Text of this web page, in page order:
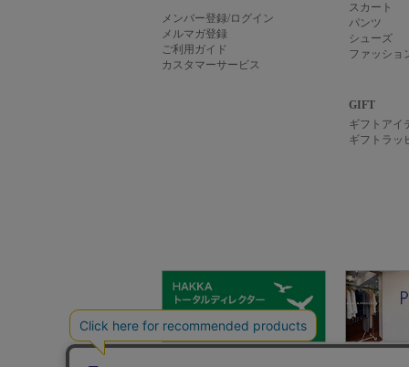
メンバー登録/ログイン
メルマガ登録
ご利用ガイド
カスタマーサービス
スカート
パンツ
シューズ
ファッショ
GIFT
ギフトアイ
ギフトラッ